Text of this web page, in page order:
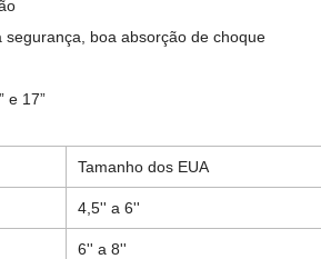
boa absorção de choque
e 17”
Tamanho dos EUA
4,5'' a 6''
6'' a 8''